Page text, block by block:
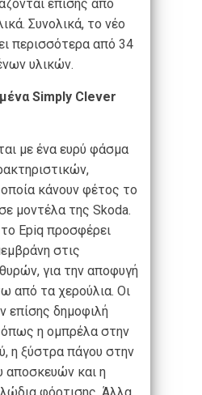
επίσης από
Συνολικά, το νέο
περισσότερα από 34
υλικών.
Simply Clever
με ένα ευρύ φάσμα
κάνουν φέτος το
μοντέλα της Skoda.
Epiq προσφέρει
στις
για την αποφυγή
από τα χερούλια. Οι
επίσης δημοφιλή
όπως η ομπρέλα στην
η ξύστρα πάγου στην
και η